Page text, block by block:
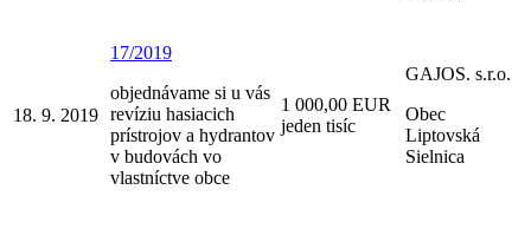
18. 9. 2019
17/2019
objednávame si u vás
revíziu hasiacich
prístrojov a hydrantov
v budovách vo
vlastníctve obce
1 000,00 EUR
jeden tisíc
GAJOS. s.r.o.
Obec
Liptovská
Sielnica